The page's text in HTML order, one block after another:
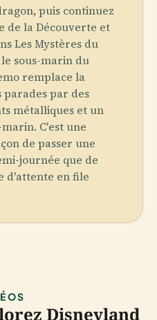
puis continuez
de la Découverte et
Les Mystères du
sous-marin du
remplace la
parades par des
métalliques et un
C'est une
de passer une
journée que de
d'attente en file
Disneyland